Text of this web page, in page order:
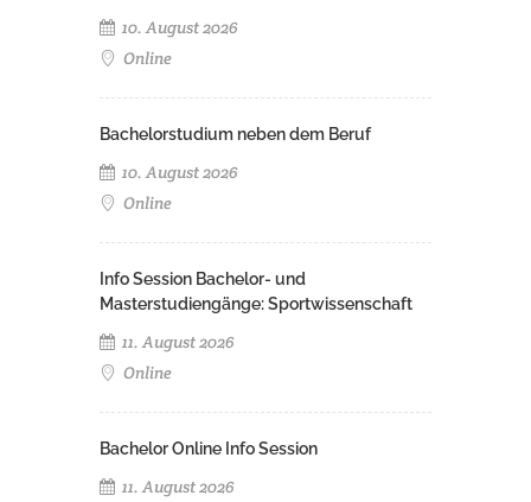
10. August 2026
Online
Bachelorstudium neben dem Beruf
10. August 2026
Online
Info Session Bachelor- und
Masterstudiengänge: Sportwissenschaft
11. August 2026
Online
Bachelor Online Info Session
11. August 2026